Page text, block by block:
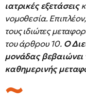
ιατρικές εξετάσεις
νομοθεσία.
τους ιδιώτες
του άρθρου 10. Ο
μονάδας
καθημερινής